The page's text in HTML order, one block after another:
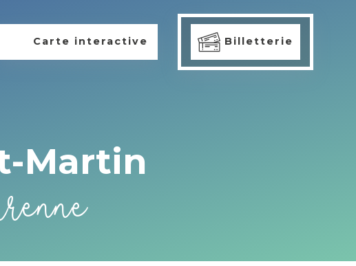
Carte interactive Billetterie
Martin